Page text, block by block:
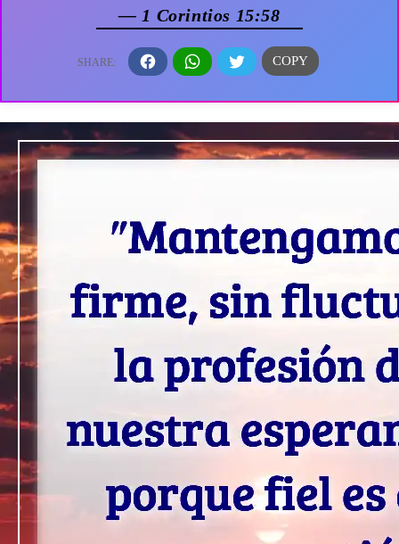
— 1 Corintios 15:58